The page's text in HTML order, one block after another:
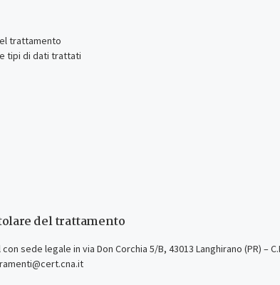
trattamento
tipi di dati trattati
del trattamento
sede legale in via Don Corchia 5/B, 43013 Langhirano (PR) –